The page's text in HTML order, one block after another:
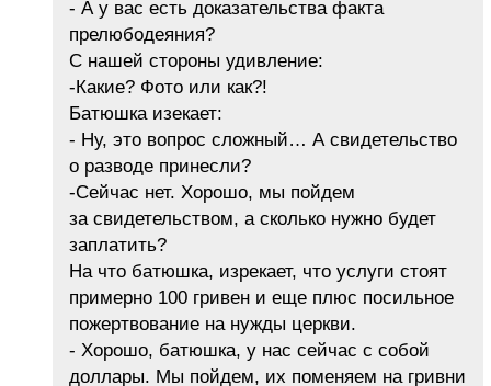
- А у вас есть доказательства факта
прелюбодеяния?
С нашей стороны удивление:
-Какие? Фото или как?!
Батюшка изекает:
- Ну, это вопрос сложный… А свидетельство
о разводе принесли?
-Сейчас нет. Хорошо, мы пойдем
за свидетельством, а сколько нужно будет
заплатить?
На что батюшка, изрекает, что услуги стоят
примерно 100 гривен и еще плюс посильное
пожертвование на нужды церкви.
- Хорошо, батюшка, у нас сейчас с собой
доллары. Мы пойдем, их поменяем на гривни